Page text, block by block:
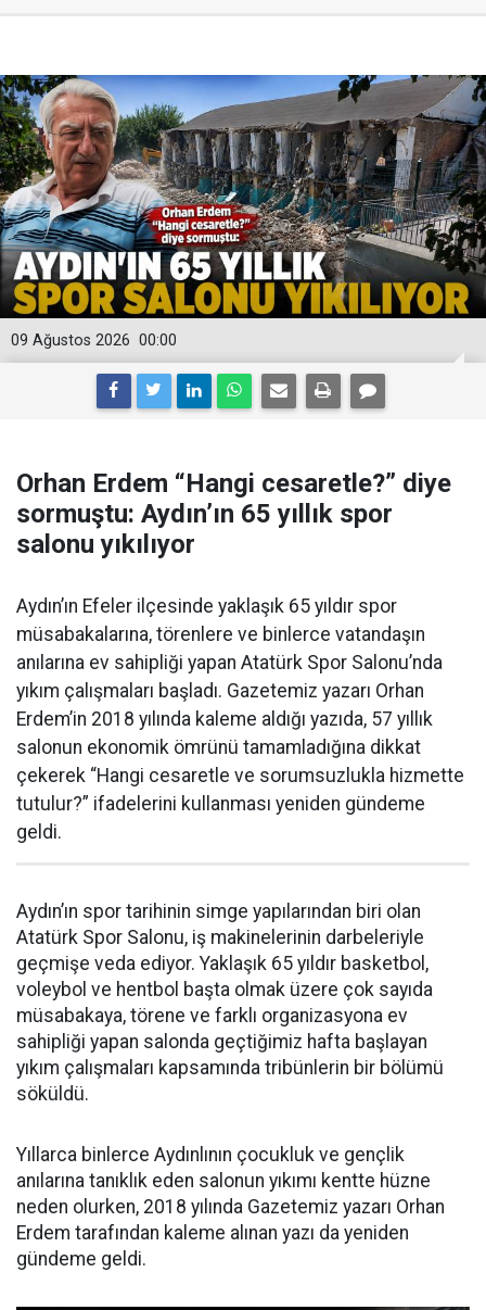
00:00
09 Ağustos 2026
Orhan Erdem “Hangi cesaretle?” diye
sormuştu: Aydın’ın 65 yıllık spor
salonu yıkılıyor
Aydın’ın Efeler ilçesinde yaklaşık 65 yıldır spor
müsabakalarına, törenlere ve binlerce vatandaşın
anılarına ev sahipliği yapan Atatürk Spor Salonu’nda
yıkım çalışmaları başladı. Gazetemiz yazarı Orhan
Erdem’in 2018 yılında kaleme aldığı yazıda, 57 yıllık
salonun ekonomik ömrünü tamamladığına dikkat
çekerek “Hangi cesaretle ve sorumsuzlukla hizmette
tutulur?” ifadelerini kullanması yeniden gündeme
geldi.
Aydın’ın spor tarihinin simge yapılarından biri olan
Atatürk Spor Salonu, iş makinelerinin darbeleriyle
geçmişe veda ediyor. Yaklaşık 65 yıldır basketbol,
voleybol ve hentbol başta olmak üzere çok sayıda
müsabakaya, törene ve farklı organizasyona ev
sahipliği yapan salonda geçtiğimiz hafta başlayan
yıkım çalışmaları kapsamında tribünlerin bir bölümü
söküldü.
Yıllarca binlerce Aydınlının çocukluk ve gençlik
anılarına tanıklık eden salonun yıkımı kentte hüzne
neden olurken, 2018 yılında Gazetemiz yazarı Orhan
Erdem tarafından kaleme alınan yazı da yeniden
gündeme geldi.